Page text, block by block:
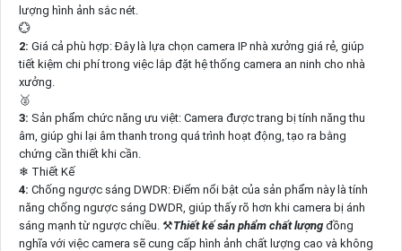
lượng hình ảnh sắc nét.
💮
2: Giá cả phù hợp: Đây là lựa chọn camera IP nhà xưởng giá rẻ, giúp
tiết kiệm chi phí trong việc lắp đặt hệ thống camera an ninh cho nhà
xưởng.
🥈️
3: Sản phẩm chức năng ưu việt: Camera được trang bị tính năng thu
âm, giúp ghi lại âm thanh trong quá trình hoạt động, tạo ra bằng
chứng cần thiết khi cần.
❄ Thiết Kế
4: Chống ngược sáng DWDR: Điểm nổi bật của sản phẩm này là tính
năng chống ngược sáng DWDR, giúp thấy rõ hơn khi camera bị ánh
sáng mạnh từ ngược chiều. ⚒Thiết kế sản phẩm chất lượngđồng
nghĩa với việc camera sẽ cung cấp hình ảnh chất lượng cao và không